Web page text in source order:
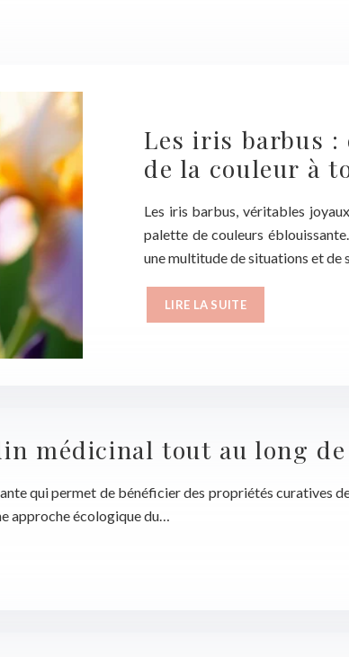
Les iris barbus
de la couleur à
Les iris barbus, véritables
palette de couleurs
une multitude de situations et de
LIRE LA SUITE
médicinal tout au long de
qui permet de bénéficier des propriétés curatives
approche écologique du…